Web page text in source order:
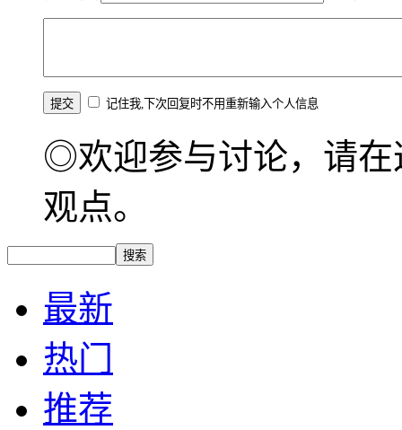
记住我,下次回复时不用重新输入个人信息
◎欢迎参与讨论，请在
观点。
最新
热门
推荐